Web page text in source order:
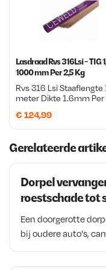
Lasdraad Rvs 316Lsi - TIG
1000 mm Per 2,5 Kg
Rvs 316 Lsi Staaflengte
meter Dikte 1.6mm Per
€ 124,99
Gerelateerde
Dorpel
roestschade tot
Een doorgerotte
bij oudere auto's,